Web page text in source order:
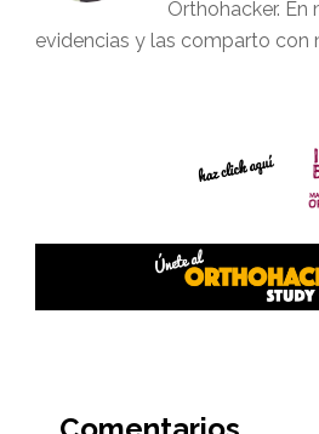
Orthohacker. En
evidencias y las comparto con